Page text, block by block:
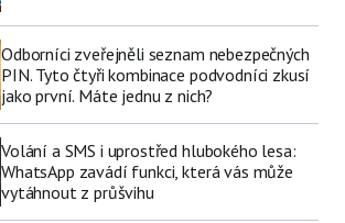
Odborníci zveřejněli seznam nebezpečných
PIN. Tyto čtyři kombinace podvodníci zkusí
jako první. Máte jednu z nich?
Volání a SMS i uprostřed hlubokého lesa:
WhatsApp zavádí funkci, která vás může
vytáhnout z průšvihu